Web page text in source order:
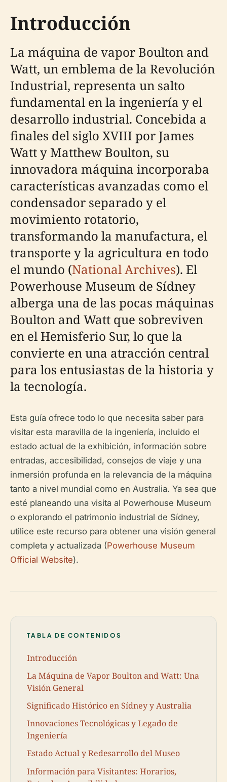
Introducción
La máquina de vapor Boulton and
Watt, un emblema de la Revolución
Industrial, representa un salto
fundamental en la ingeniería y el
desarrollo industrial. Concebida a
finales del siglo XVIII por James
Watt y Matthew Boulton, su
innovadora máquina incorporaba
características avanzadas como el
condensador separado y el
movimiento rotatorio,
transformando la manufactura, el
transporte y la agricultura en todo
el mundo (National Archives). El
Powerhouse Museum de Sídney
alberga una de las pocas máquinas
Boulton and Watt que sobreviven
en el Hemisferio Sur, lo que la
convierte en una atracción central
para los entusiastas de la historia y
la tecnología.
Esta guía ofrece todo lo que necesita saber para
visitar esta maravilla de la ingeniería, incluido el
estado actual de la exhibición, información sobre
entradas, accesibilidad, consejos de viaje y una
inmersión profunda en la relevancia de la máquina
tanto a nivel mundial como en Australia. Ya sea que
esté planeando una visita al Powerhouse Museum
o explorando el patrimonio industrial de Sídney,
utilice este recurso para obtener una visión general
completa y actualizada (Powerhouse Museum
Official Website).
TABLA DE CONTENIDOS
Introducción
La Máquina de Vapor Boulton and Watt: Una
Visión General
Significado Histórico en Sídney y Australia
Innovaciones Tecnológicas y Legado de
Ingeniería
Estado Actual y Redesarrollo del Museo
Información para Visitantes: Horarios,